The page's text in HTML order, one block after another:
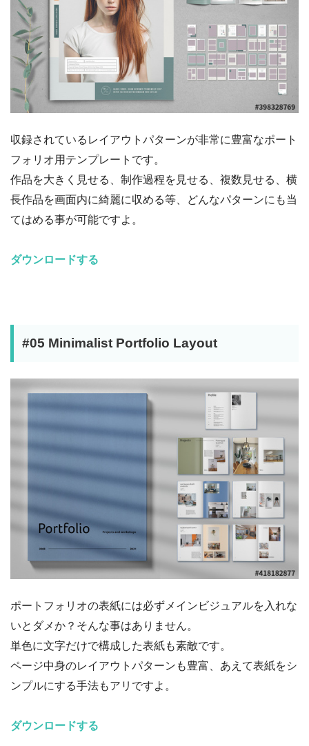
収録されているレイアウトパターンが非常に豊富なポート
フォリオ用テンプレートです。
作品を大きく見せる、制作過程を見せる、複数見せる、横
長作品を画面内に綺麗に収める等、どんなパターンにも当
てはめる事が可能ですよ。
ダウンロードする
#05 Minimalist Portfolio Layout
ポートフォリオの表紙には必ずメインビジュアルを入れな
いとダメか？そんな事はありません。
単色に文字だけで構成した表紙も素敵です。
ページ中身のレイアウトパターンも豊富、あえて表紙をシ
ンプルにする手法もアリですよ。
ダウンロードする